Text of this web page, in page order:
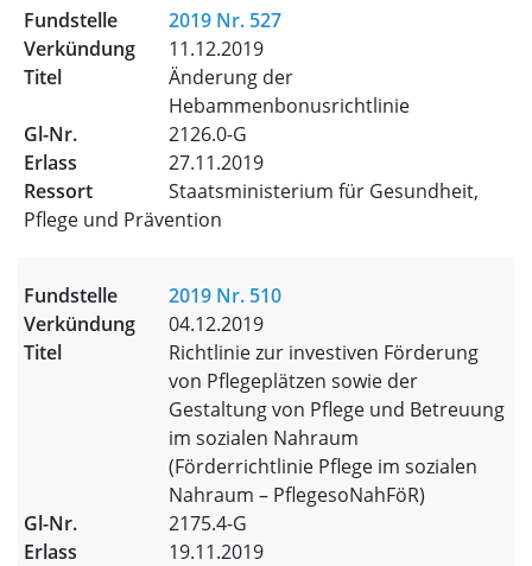
2019 Nr. 527
11.12.2019
Änderung der
Hebammenbonusrichtlinie
2126.0-G
27.11.2019
Staatsministerium für Gesundheit,
Pflege und Prävention
2019 Nr. 510
04.12.2019
Richtlinie zur investiven Förderung
von Pflegeplätzen sowie der
Gestaltung von Pflege und Betreuung
im sozialen Nahraum
(Förderrichtlinie Pflege im sozialen
Nahraum – PflegesoNahFöR)
2175.4-G
19.11.2019